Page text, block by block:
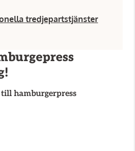
tredjepartstjänster
hamburgerpress